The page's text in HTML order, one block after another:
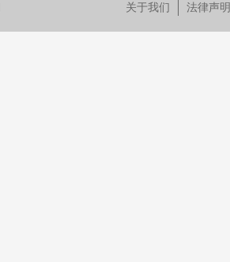
关于我们 法律声明